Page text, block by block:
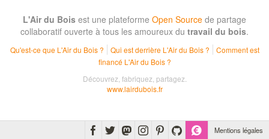
Mentions légales
L'Air du Bois est une plateforme Open Source de partage
collaboratif ouverte à tous les amoureux du travail du bois.
Qu'est-ce que L'Air du Bois ? Qui est derrière L'Air du Bois ?
Comment est
financé L'Air du Bois ?
Découvrez, fabriquez, partagez.
www.lairdubois.fr